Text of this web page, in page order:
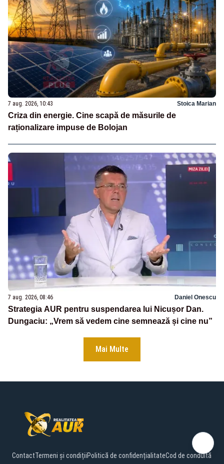
7 aug. 2026, 10:43 Stoica Marian
Criza din energie. Cine scapă de măsurile de
raționalizare impuse de Bolojan
7 aug. 2026, 08:46 Daniel Onescu
Strategia AUR pentru suspendarea lui Nicușor Dan.
Dungaciu: „Vrem să vedem cine semnează și cine nu”
Mai Multe
ContactTermeni și condițiiPolitică de confidențialitateCod de conduită